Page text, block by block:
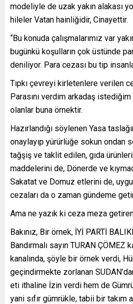
modeliyle de uzak yakın alakası
hileler Vatan hainliğidir, Cinayettir.
“Bu konuda çalışmalarımız var
bugünkü koşulların çok üstünde
deniliyor. Para cezası bu tip
Tıpkı çevreyi kirletenlere verilen
Parasını verdim arkadaş
olanlar buna örnektir.
Hazırlandığı söylenen Yasa
onaylayıp yürürlüğe sokun ondan
tağşiş ve taklit edilen, gıda
maddelerini de, Dönerde ve
Sakatat ve Domuz etlerini de,
cezaları da o zaman gündeme
Ama ne yazık ki ceza meza
Bakınız, Bir örnek, İYİ PARTİ
Bandırmalı sayın TURAN ÇÖMEZ
kanalında, şöyle bir örnek verdi,
geçindirmekte zorlanan
eti ithaline İzin verdi hem de
yani sıfır gümrükle, tabii bir takım